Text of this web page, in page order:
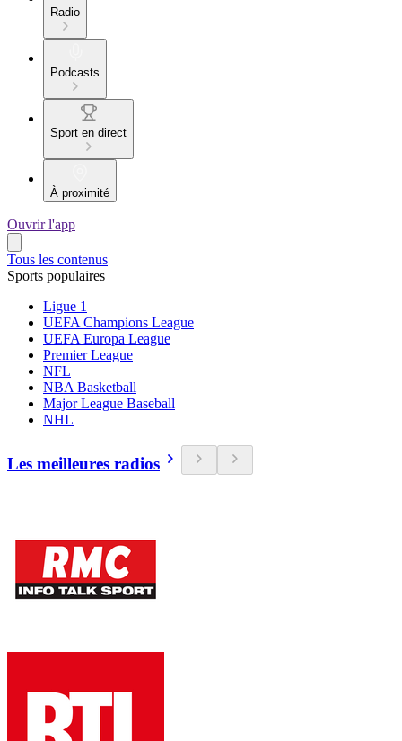
Radio
Podcasts
Sport en direct
À proximité
Ouvrir l'app
Tous les contenus
Sports populaires
Ligue 1
UEFA Champions League
UEFA Europa League
Premier League
NFL
NBA Basketball
Major League Baseball
NHL
Les meilleures radios